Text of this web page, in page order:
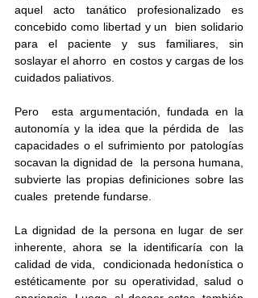
aquel acto tanático profesionalizado es
concebido como libertad y un  bien solidario
para el paciente y sus familiares, sin
soslayar el ahorro  en costos y cargas de los
cuidados paliativos.
Pero  esta argumentación, fundada en la
autonomía y la idea que la pérdida de  las
capacidades o el sufrimiento por patologías
socavan la dignidad de  la persona humana,
subvierte las propias definiciones sobre las
cuales  pretende fundarse.
La dignidad de la persona en lugar de ser
inherente, ahora se la identificaría con la
calidad de vida,  condicionada hedonística o
estéticamente por su operatividad, salud o